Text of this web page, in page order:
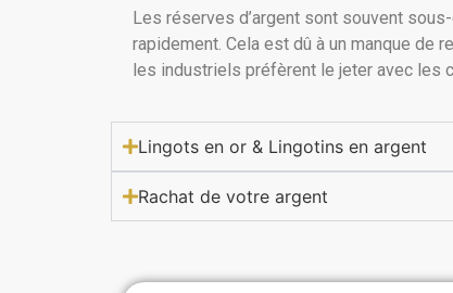
Les réserves d’argent sont souvent
rapidement. Cela est dû à un manque de
les industriels préfèrent le jeter avec les
Lingots en or & Lingotins en argent
Rachat de votre argent